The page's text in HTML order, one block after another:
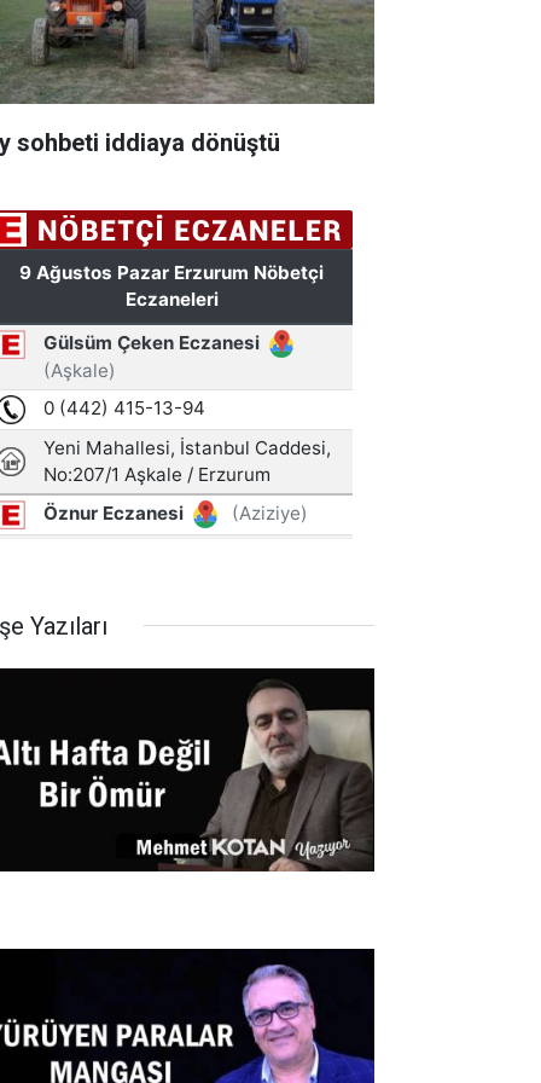
sohbeti iddiaya dönüştü
Yazıları